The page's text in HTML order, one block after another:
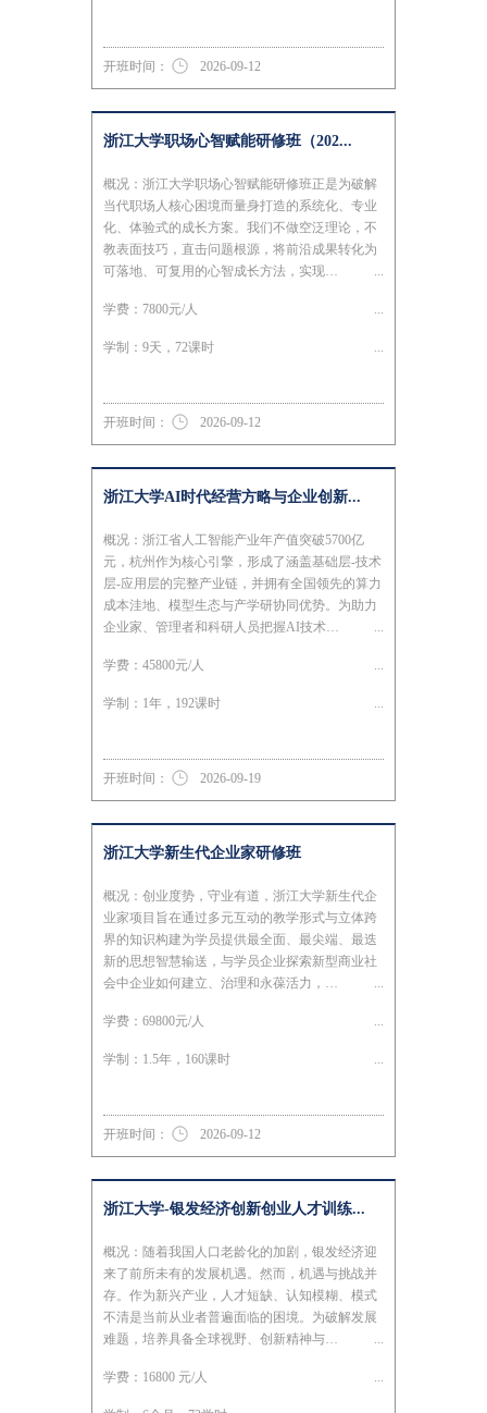
开班时间： 2026-09-12
浙江大学职场心智赋能研修班（202...
概况：浙江大学职场心智赋能研修班正是为破解
当代职场人核心困境而量身打造的系统化、专业
化、体验式的成长方案。我们不做空泛理论，不
教表面技巧，直击问题根源，将前沿成果转化为
可落地、可复用的心智成长方法，实现…
学费：7800元/人
学制：9天，72课时
开班时间： 2026-09-12
浙江大学AI时代经营方略与企业创新...
概况：浙江省人工智能产业年产值突破5700亿
元，杭州作为核心引擎，形成了涵盖基础层-技术
层-应用层的完整产业链，并拥有全国领先的算力
成本洼地、模型生态与产学研协同优势。为助力
企业家、管理者和科研人员把握AI技术…
学费：45800元/人
学制：1年，192课时
开班时间： 2026-09-19
浙江大学新生代企业家研修班
概况：创业度势，守业有道，浙江大学新生代企
业家项目旨在通过多元互动的教学形式与立体跨
界的知识构建为学员提供最全面、最尖端、最迭
新的思想智慧输送，与学员企业探索新型商业社
会中企业如何建立、治理和永葆活力，…
学费：69800元/人
学制：1.5年，160课时
开班时间： 2026-09-12
浙江大学-银发经济创新创业人才训练...
概况：随着我国人口老龄化的加剧，银发经济迎
来了前所未有的发展机遇。然而，机遇与挑战并
存。作为新兴产业，人才短缺、认知模糊、模式
不清是当前从业者普遍面临的困境。为破解发展
难题，培养具备全球视野、创新精神与…
学费：16800 元/人